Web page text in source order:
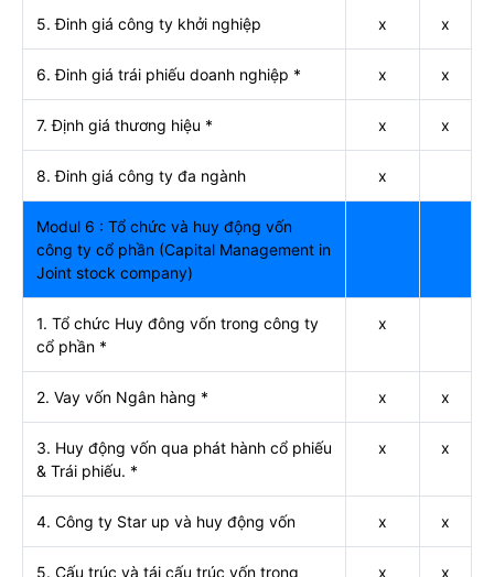
5. Đinh giá công ty khởi nghiệp x x
6. Đinh giá trái phiếu doanh nghiệp * x x
7. Định giá thương hiệu * x x
8. Đinh giá công ty đa ngành x
Modul 6 : Tổ chức và huy động vốn
công ty cổ phần (Capital Management in
Joint stock company)
1. Tổ chức Huy đông vốn trong công ty
cổ phần *
x
2. Vay vốn Ngân hàng * x x
3. Huy động vốn qua phát hành cổ phiếu
& Trái phiếu. *
x x
4. Công ty Star up và huy động vốn x x
5. Cấu trúc và tái cấu trúc vốn trong
x x